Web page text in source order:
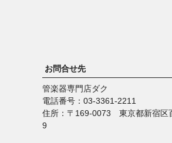
お問合せ先
管楽器専門店ダク
電話番号：03-3361-2211
住所：〒169-0073 東京都新宿区
9